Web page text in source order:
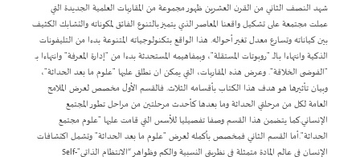
شهد النصف الثاني من القرن العشرين ظهور مجموعة من المقاربات العلمية الجديدة التي
عملت مجتمعة على تشكيل واقعنا المعاصر الذي يتميز بالتنوع الفائق لمكوناته والتشابك الكثيف
بين كياناته وتسارع معدل تغير أحواله. هذا الواقع بتكنولوجياته المتنوعة بدءا من التليفونات
الذكية وانتهاءا بـالـ "روبوتات المستقلة"، وبمفاهيمه المستحدثة بدءا من "إدارة المعرفة" وانتهاءا بـ
"الفوضى الخلاقة". وعرض هذه المقاربات، التي يمكن ان نطلق عليها "علوم ما بعد الحداثة"،
وبيان تأثيرها هو هدف هذا الكتاب بأقسامه الثلاث. فالقسم الأول مخصص لعرض الملامح
العامة لكل من مرحلتي الحداثة وما بعدها كأحدث مرحلتين من مراحل تطور المجتمع
الإنساني.كما يتضمن هذا القسم وصفا تفصيليا للأسس التي قامت عليها "علوم مجتمع
الحداثة".أما القسم الثاني فمخصص بأكمله لعرض "علوم ما بعد الحداثة" وتشمل اكتشافات
الإنسان في عالم المادة متمثلة في نظريتي النسبية والكم وظواهر “الانتظام الذاتي"Self-